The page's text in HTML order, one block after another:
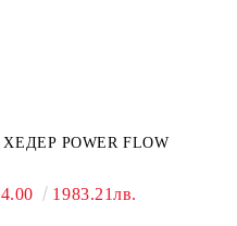
POWER FLOW
1983.21лв.